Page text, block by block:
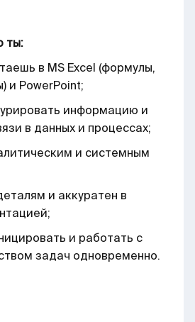
ты:
в MS Excel (формулы,
и PowerPoint;
информацию и
в данных и процессах;
и системным
и аккуратен в
и работать с
задач одновременно.